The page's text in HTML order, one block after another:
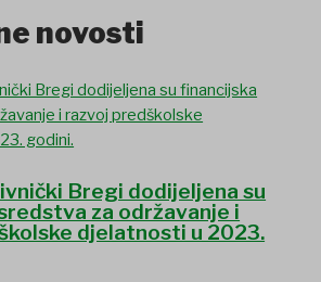
novosti
Bregi dodijeljena su
za održavanje i
djelatnosti u 2023.